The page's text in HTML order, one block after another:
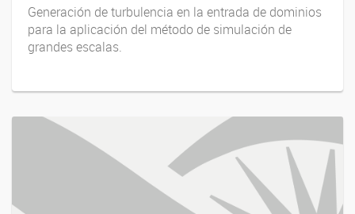
Generación de turbulencia en la entrada de dominios
para la aplicación del método de simulación de
grandes escalas.